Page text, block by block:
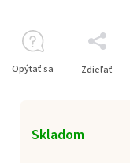
Skladom
Opýtať sa Zdieľať